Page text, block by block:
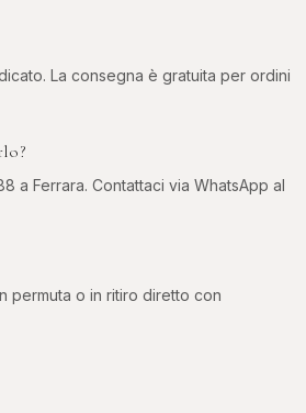
La consegna è gratuita per ordini
a Ferrara. Contattaci via WhatsApp al
permuta o in ritiro diretto con